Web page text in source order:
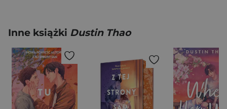
Inne książki Dustin Thao